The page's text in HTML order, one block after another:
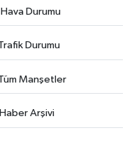
Hava Durumu
Durumu
Manşetler
Haber Arşivi